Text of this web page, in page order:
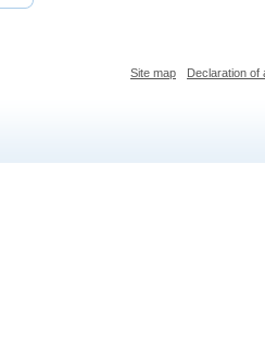
Site map Declaration of